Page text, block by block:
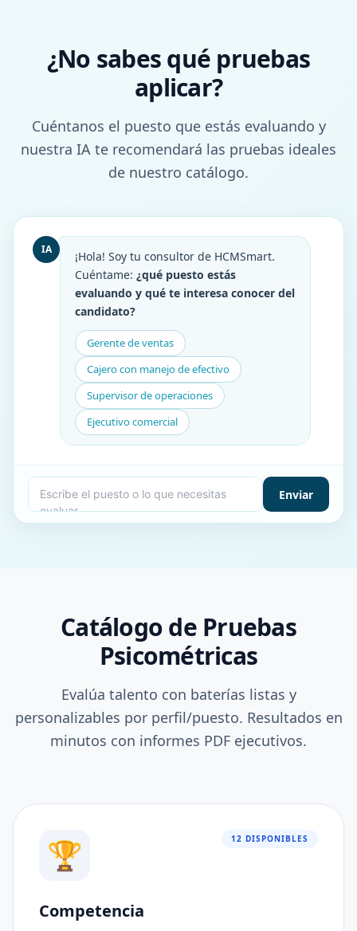
¿No sabes qué pruebas
aplicar?
Cuéntanos el puesto que estás evaluando y
nuestra IA te recomendará las pruebas ideales
de nuestro catálogo.
IA
¡Hola! Soy tu consultor de HCMSmart.
Cuéntame: ¿qué puesto estás
evaluando y qué te interesa conocer del
candidato?
Gerente de ventas
Cajero con manejo de efectivo
Supervisor de operaciones
Ejecutivo comercial
Enviar
Catálogo de Pruebas
Psicométricas
Evalúa talento con baterías listas y
personalizables por perfil/puesto. Resultados en
minutos con informes PDF ejecutivos.
🏆 12 DISPONIBLES
Competencia